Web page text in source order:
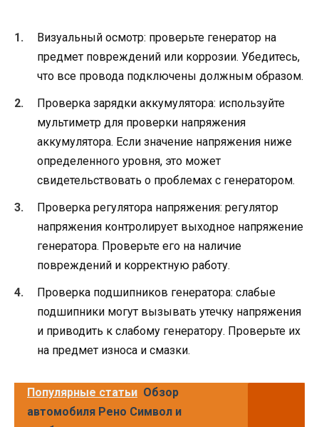
Визуальный осмотр: проверьте генератор на
предмет повреждений или коррозии. Убедитесь,
что все провода подключены должным образом.
Проверка зарядки аккумулятора: используйте
мультиметр для проверки напряжения
аккумулятора. Если значение напряжения ниже
определенного уровня, это может
свидетельствовать о проблемах с генератором.
Проверка регулятора напряжения: регулятор
напряжения контролирует выходное напряжение
генератора. Проверьте его на наличие
повреждений и корректную работу.
Проверка подшипников генератора: слабые
подшипники могут вызывать утечку напряжения
и приводить к слабому генератору. Проверьте их
на предмет износа и смазки.
Популярные статьи Обзор
автомобиля Рено Символ и